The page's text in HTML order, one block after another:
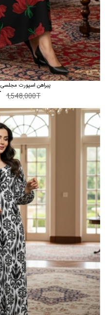
پیراهن اسپورت
1,548,000T